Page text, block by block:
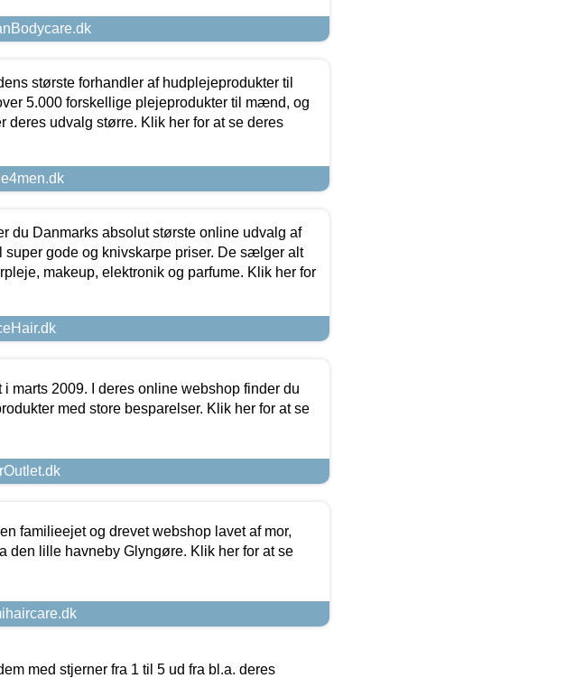
største forhandler af hudplejeprodukter til
5.000 forskellige plejeprodukter til mænd, og
deres udvalg større. Klik her for at se deres
du Danmarks absolut største online udvalg af
super gode og knivskarpe priser. De sælger alt
makeup, elektronik og parfume. Klik her for
i marts 2009. I deres online webshop finder du
med store besparelser. Klik her for at se
familieejet og drevet webshop lavet af mor,
den lille havneby Glyngøre. Klik her for at se
med stjerner fra 1 til 5 ud fra bl.a. deres